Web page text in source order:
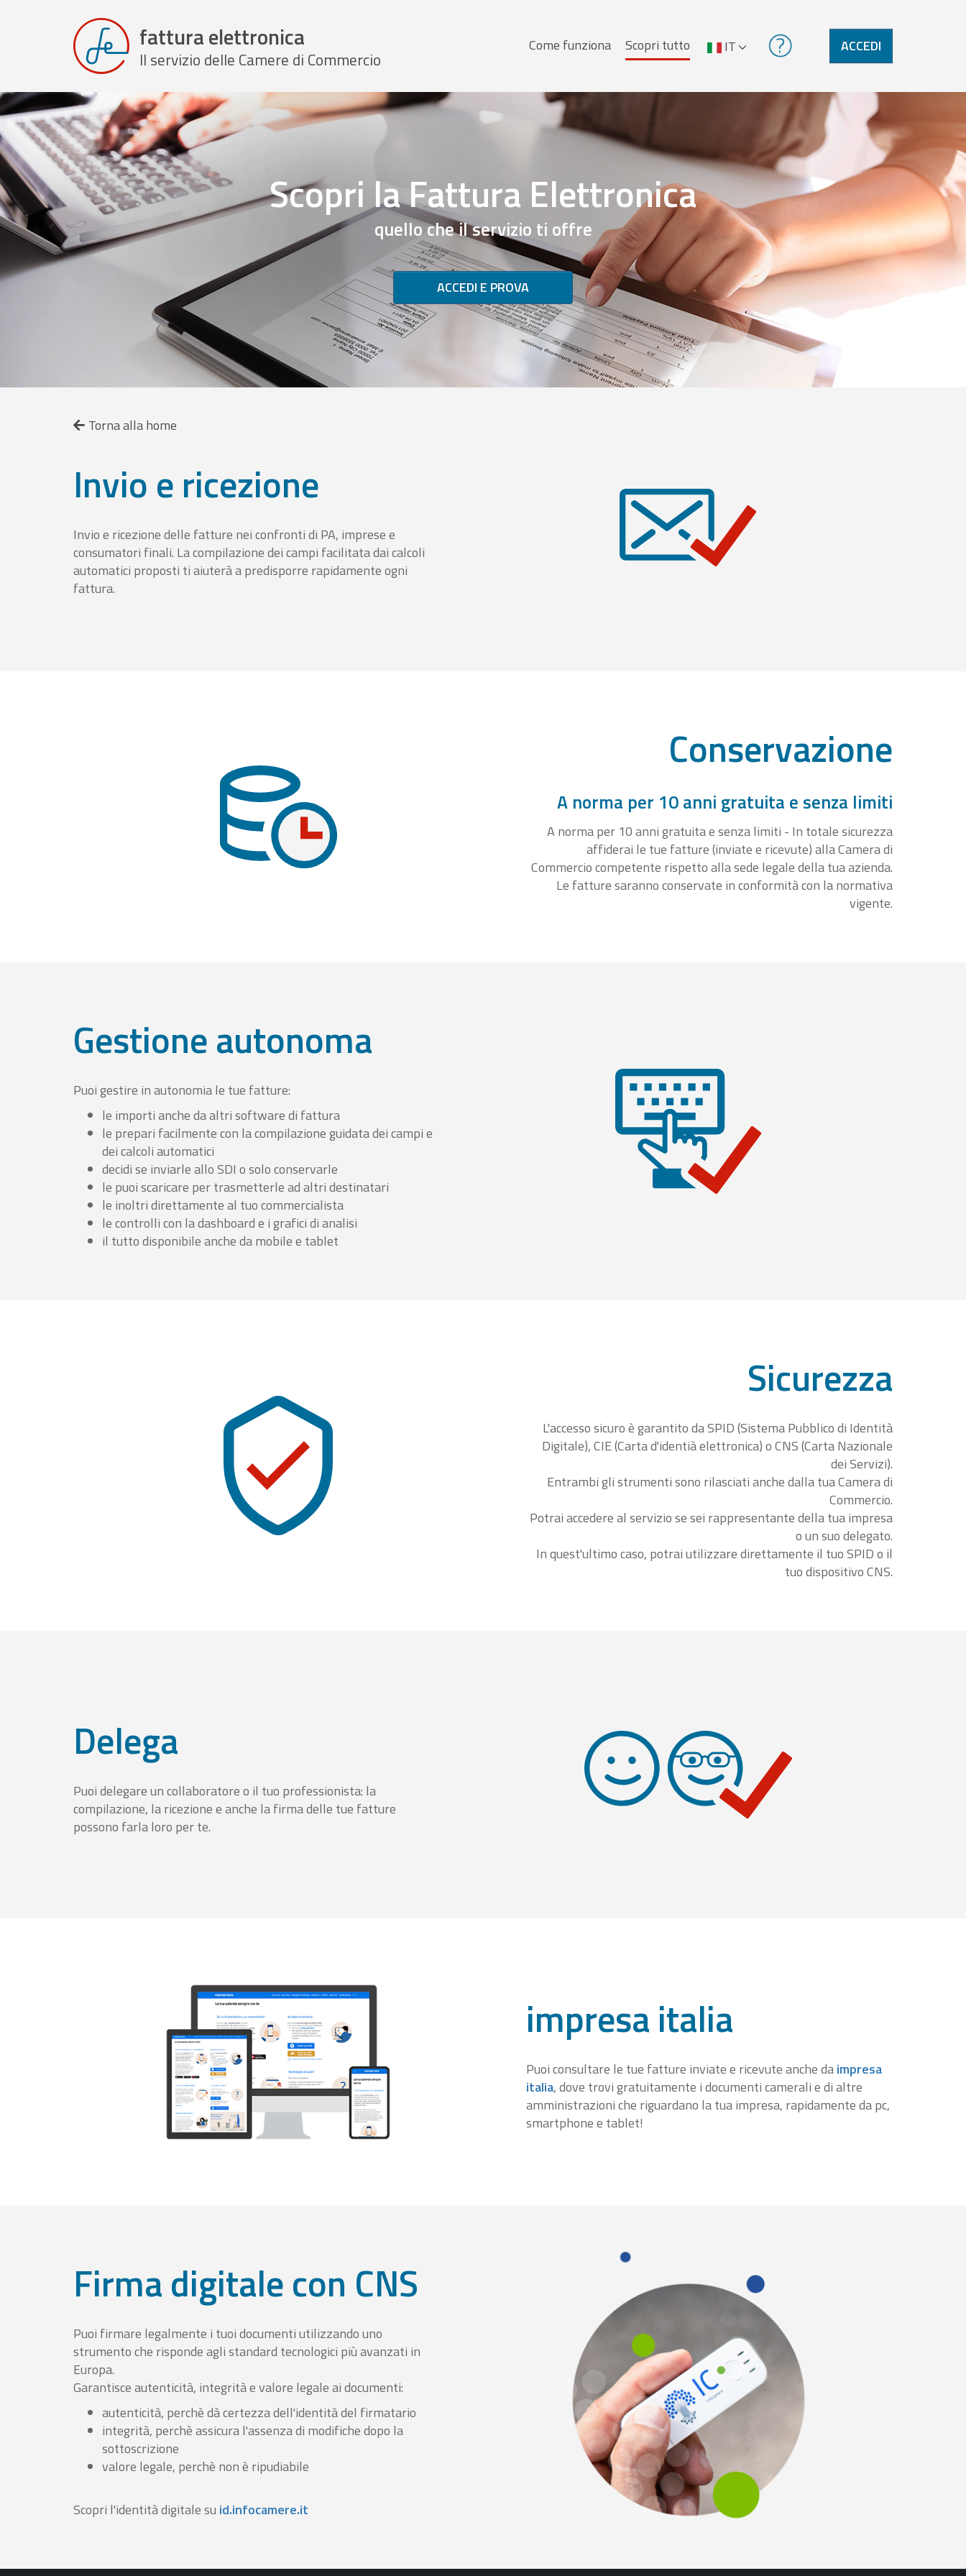
fattura elettronica
Il servizio delle Camere di Commercio Menu
principale
Come funziona Scopri tutto IT ACCEDI
Scopri la Fattura Elettronica
quello che il servizio ti offre
ACCEDI E PROVA
Torna alla home
Invio e ricezione
Invio e ricezione delle fatture nei confronti di PA, imprese e
consumatori finali. La compilazione dei campi facilitata dai calcoli
automatici proposti ti aiuterà a predisporre rapidamente ogni
fattura.
Conservazione
A norma per 10 anni gratuita e senza limiti
A norma per 10 anni gratuita e senza limiti - In totale sicurezza
affiderai le tue fatture (inviate e ricevute) alla Camera di
Commercio competente rispetto alla sede legale della tua azienda.
Le fatture saranno conservate in conformità con la normativa
vigente.
Gestione autonoma
Puoi gestire in autonomia le tue fatture:
le importi anche da altri software di fattura
le prepari facilmente con la compilazione guidata dei campi e
dei calcoli automatici
decidi se inviarle allo SDI o solo conservarle
le puoi scaricare per trasmetterle ad altri destinatari
le inoltri direttamente al tuo commercialista
le controlli con la dashboard e i grafici di analisi
il tutto disponibile anche da mobile e tablet
Sicurezza
L'accesso sicuro è garantito da SPID (Sistema Pubblico di Identità
Digitale), CIE (Carta d'identià elettronica) o CNS (Carta Nazionale
dei Servizi).
Entrambi gli strumenti sono rilasciati anche dalla tua Camera di
Commercio.
Potrai accedere al servizio se sei rappresentante della tua impresa
o un suo delegato.
In quest'ultimo caso, potrai utilizzare direttamente il tuo SPID o il
tuo dispositivo CNS.
Delega
Puoi delegare un collaboratore o il tuo professionista: la
compilazione, la ricezione e anche la firma delle tue fatture
possono farla loro per te.
impresa italia
Puoi consultare le tue fatture inviate e ricevute anche daimpresa
italia, dove trovi gratuitamente i documenti camerali e di altre
amministrazioni che riguardano la tua impresa, rapidamente da pc,
smartphone e tablet!
Firma digitale con CNS
Puoi firmare legalmente i tuoi documenti utilizzando uno
strumento che risponde agli standard tecnologici più avanzati in
Europa.
Garantisce autenticità, integrità e valore legale ai documenti:
autenticità, perchè dà certezza dell'identità del firmatario
integrità, perchè assicura l'assenza di modifiche dopo la
sottoscrizione
valore legale, perchè non è ripudiabile
Scopri l'identità digitale su id.infocamere.it